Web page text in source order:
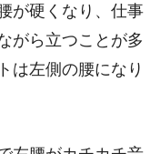
が硬くなり、仕事
がら立つことが多
は左側の腰になり